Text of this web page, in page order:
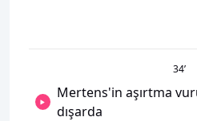
34’
Mertens'in aşırtma
dışarda